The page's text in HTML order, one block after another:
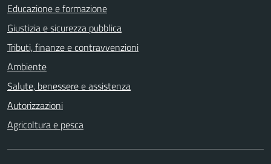
Educazione e formazione
Giustizia e sicurezza pubblica
Tributi, finanze e contravvenzioni
Ambiente
Salute, benessere e assistenza
Autorizzazioni
Agricoltura e pesca